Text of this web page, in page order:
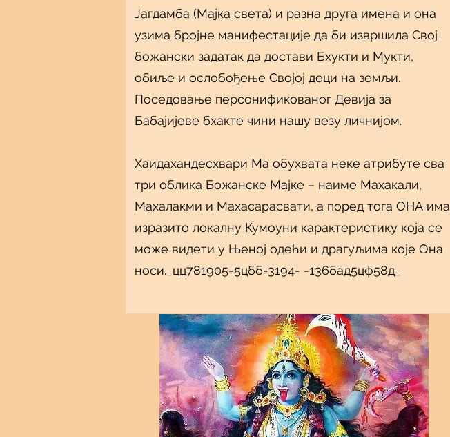
Јагдамба (Мајка света) и разна друга имена и она
узима бројне манифестације да би извршила Свој
божански задатак да достави Бхукти и Мукти,
обиље и ослобођење Својој деци на земљи.
Поседовање персонификованог Девија за
Бабајијеве бхакте чини нашу везу личнијом.
Хаидахандесхвари Ма обухвата неке атрибуте сва
три облика Божанске Мајке – наиме Махакали,
Махалакми и Махасарасвати, а поред тога ОНА има
изразито локалну Кумоуни карактеристику која се
може видети у Њеној одећи и драгуљима које Она
носи._цц781905-5цбб-3194- -136бад5цф58д_